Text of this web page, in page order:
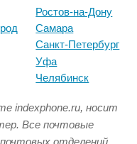
Ростов-на-Дону
Самара
Санкт-Петербург
Уфа
Челябинск
indexphone.ru, носит
Все почтовые